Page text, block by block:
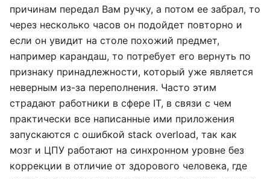
причинам передал Вам ручку, а потом ее забрал, то
через несколько часов он подойдет повторно и
если он увидит на столе похожий предмет,
например карандаш, то потребует его вернуть по
признаку принадлежности, который уже является
неверным из-за переполнения. Часто этим
страдают работники в сфере IT, в связи с чем
практически все написанные ими приложения
запускаются с ошибкой stack overload, так как
мозг и ЦПУ работают на синхронном уровне без
коррекции в отличие от здорового человека, где